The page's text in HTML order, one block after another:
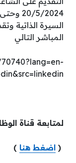
20/5/
السيرة الذاتية
المباشر التالي
لمتابعة قناة
( اضغط هنا )